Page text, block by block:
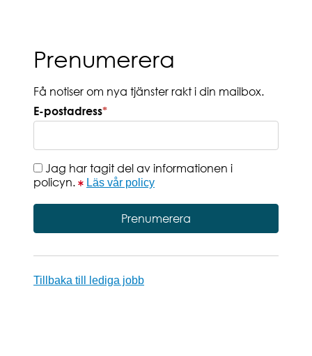
Prenumerera
Få notiser om nya tjänster rakt i din mailbox.
E-postadress*
Jag har tagit del av informationen i
policyn.
Läs vår policy
Tillbaka till lediga jobb